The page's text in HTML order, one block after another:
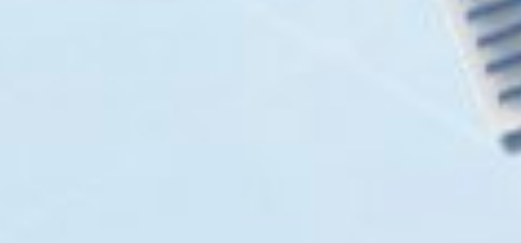
一鍵搞定 一樣簡單
專業的工程服務系統解決方案，讓您的案場專案管理更有效率
僅必需的